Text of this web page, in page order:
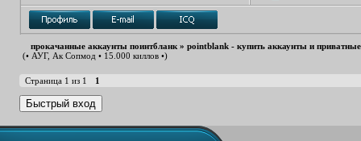
прокачанные аккаунты поинтбланк » pointblank - купить аккаунты и
(• АУГ, Ак Сопмод • 15.000 киллов •)
Страница 1 из 1 1